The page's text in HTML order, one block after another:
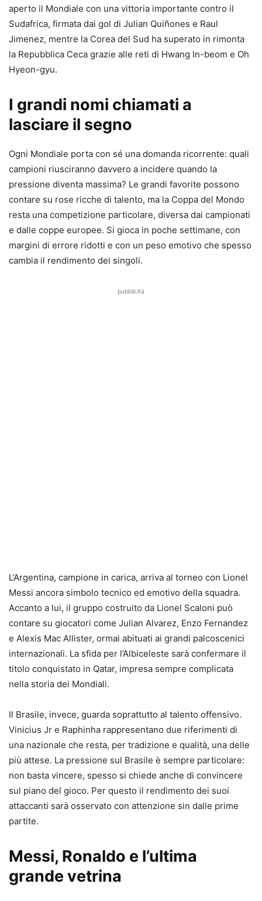
aperto il Mondiale con una vittoria importante contro il
Sudafrica, firmata dai gol di Julian Quiñones e Raul
Jimenez, mentre la Corea del Sud ha superato in rimonta
la Repubblica Ceca grazie alle reti di Hwang In-beom e Oh
Hyeon-gyu.
I grandi nomi chiamati a
lasciare il segno
Ogni Mondiale porta con sé una domanda ricorrente: quali
campioni riusciranno davvero a incidere quando la
pressione diventa massima? Le grandi favorite possono
contare su rose ricche di talento, ma la Coppa del Mondo
resta una competizione particolare, diversa dai campionati
e dalle coppe europee. Si gioca in poche settimane, con
margini di errore ridotti e con un peso emotivo che spesso
cambia il rendimento dei singoli.
pubblicità
L’Argentina, campione in carica, arriva al torneo con Lionel
Messi ancora simbolo tecnico ed emotivo della squadra.
Accanto a lui, il gruppo costruito da Lionel Scaloni può
contare su giocatori come Julian Alvarez, Enzo Fernandez
e Alexis Mac Allister, ormai abituati ai grandi palcoscenici
internazionali. La sfida per l’Albiceleste sarà confermare il
titolo conquistato in Qatar, impresa sempre complicata
nella storia dei Mondiali.
Il Brasile, invece, guarda soprattutto al talento offensivo.
Vinicius Jr e Raphinha rappresentano due riferimenti di
una nazionale che resta, per tradizione e qualità, una delle
più attese. La pressione sul Brasile è sempre particolare:
non basta vincere, spesso si chiede anche di convincere
sul piano del gioco. Per questo il rendimento dei suoi
attaccanti sarà osservato con attenzione sin dalle prime
partite.
Messi, Ronaldo e l’ultima
grande vetrina